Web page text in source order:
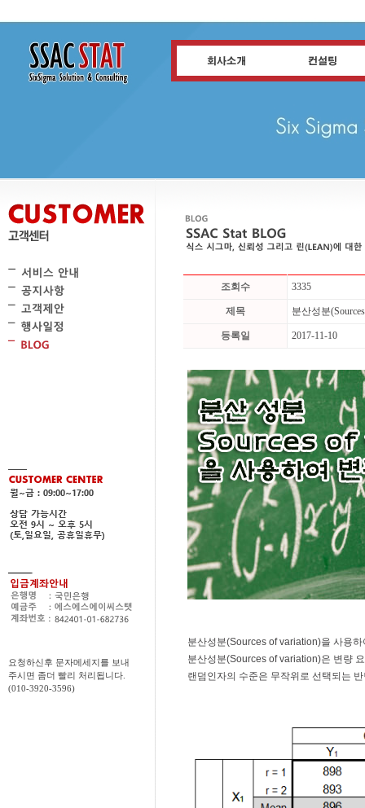
요청하신후 문자메세지를 보내
주시면 좀더 빨리 처리됩니다.
(010-3920-3596)
조회수 3335
제목 분산성분
등록일 2017-11-10
분산성분(Sources of variation)을 사용
분산성분(Sources of variation)은 변량
랜덤인자의 수준은 무작위로 선택되는